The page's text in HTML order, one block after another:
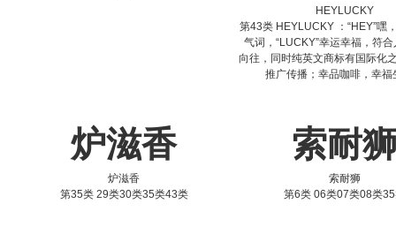
HEYLUCKY
第43类 HEYLUCKY ：“HEY”嘿
气词，“LUCKY”幸运幸福，符
向往，同时纯英文商标有国际化
推广传播；幸品咖啡，幸福
炉滋香
炉滋香
第35类 29类30类35类43类
索耐
索耐狮
第6类 06类07类08类